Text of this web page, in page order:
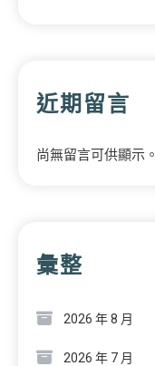
近期留言
尚無留言可供顯示。
彙整
2026 年 8 月
2026 年 7 月